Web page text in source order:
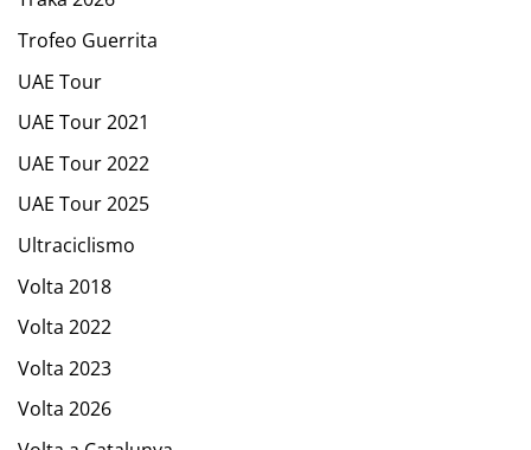
Trofeo Guerrita
UAE Tour
UAE Tour 2021
UAE Tour 2022
UAE Tour 2025
Ultraciclismo
Volta 2018
Volta 2022
Volta 2023
Volta 2026